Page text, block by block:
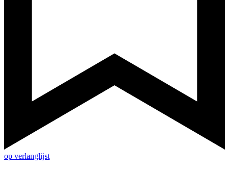
op verlanglijst